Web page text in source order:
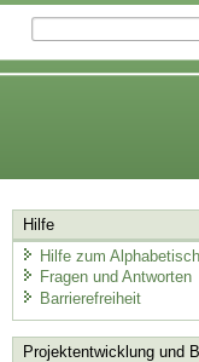
Hilfe
Hilfe zum
Fragen und Antworten
Barrierefreiheit
Projektentwicklungund